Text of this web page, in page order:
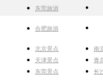
东莞旅游
合肥旅游
北京景点 南
天津景点 青
东莞景点 长